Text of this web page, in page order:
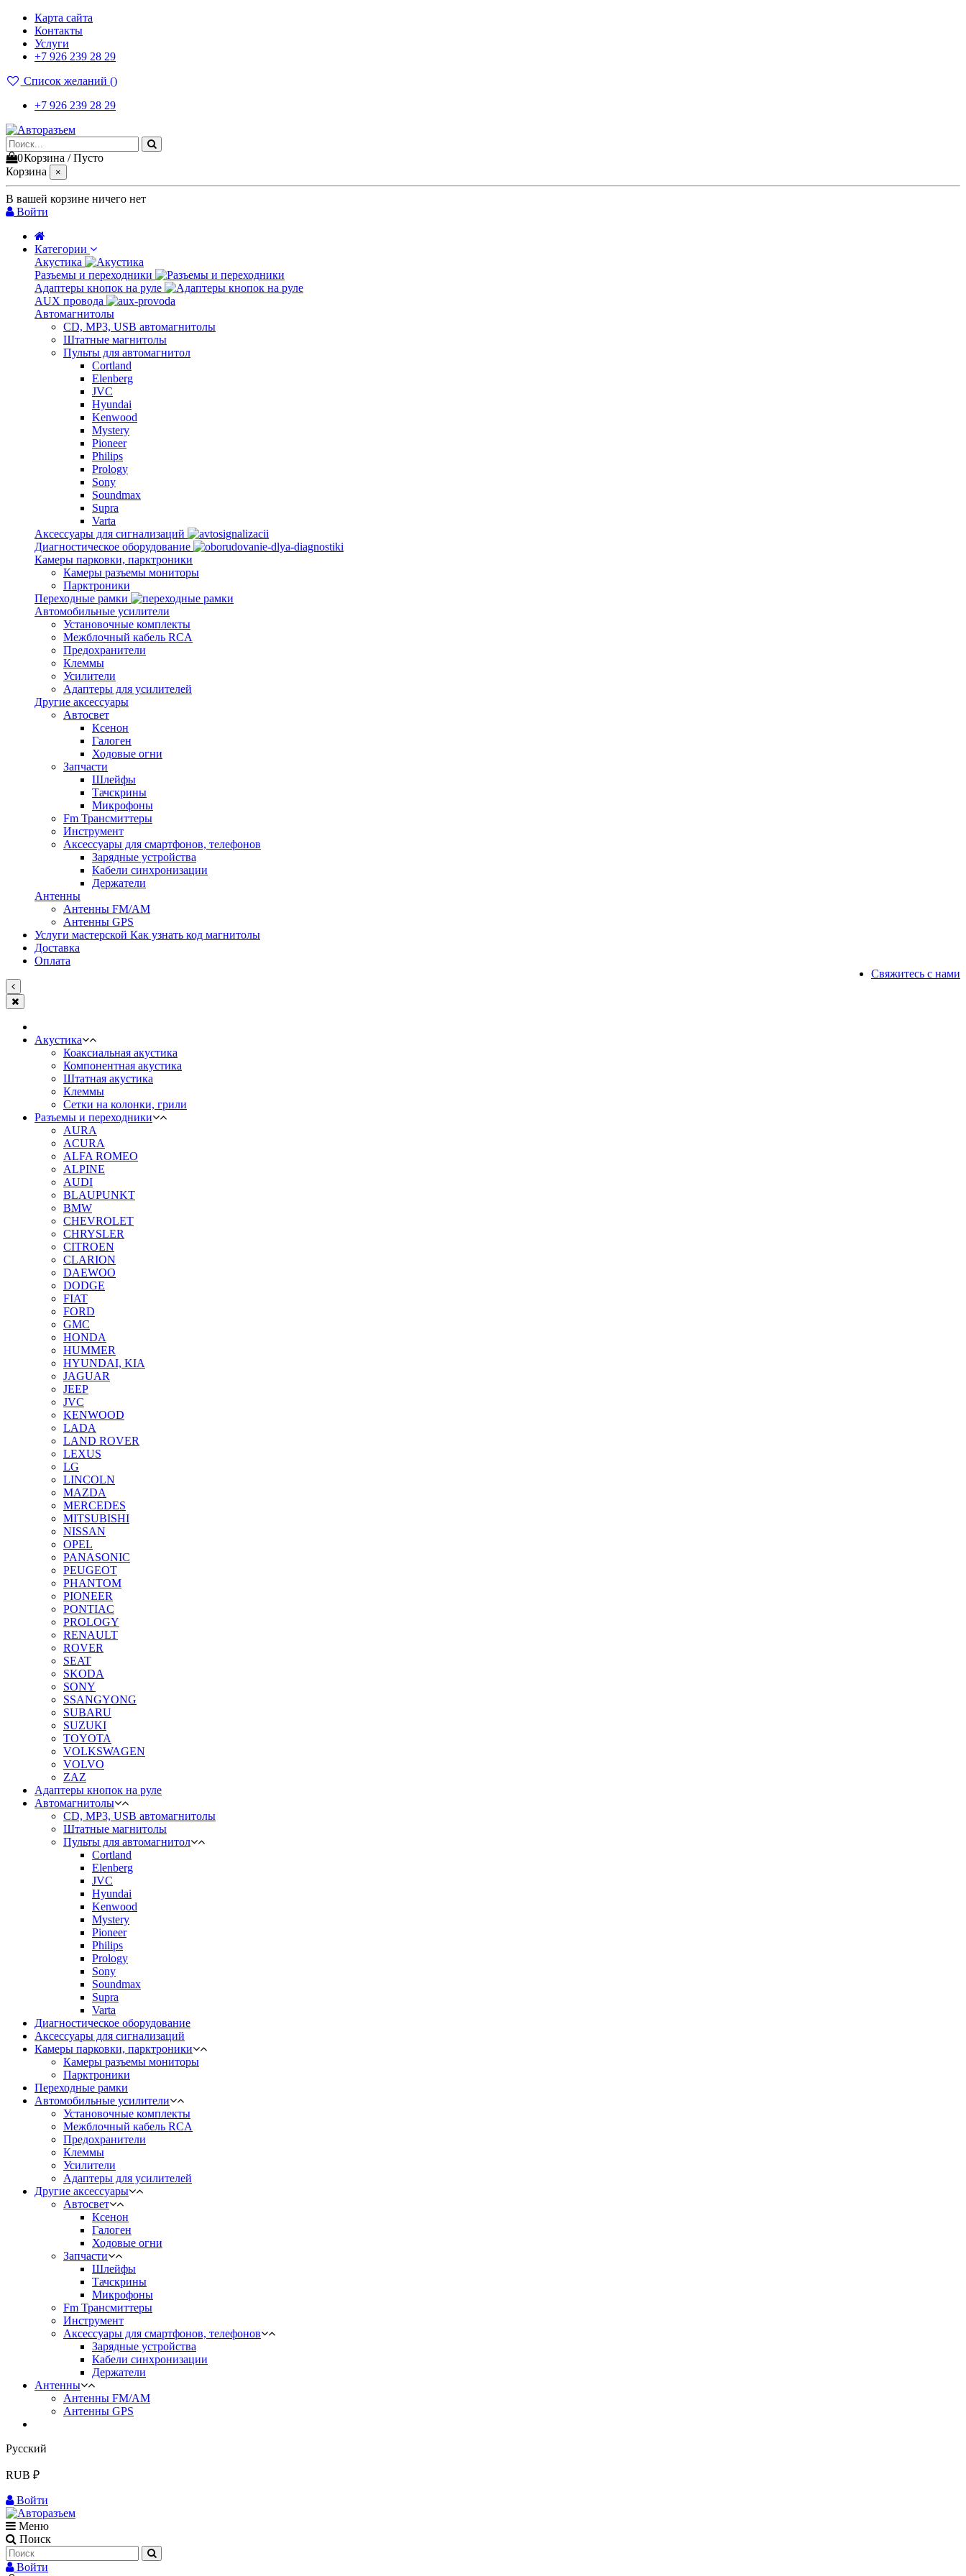
Карта сайта
Контакты
Услуги
+7 926 239 28 29
Список желаний ()
+7 926 239 28 29
0Корзина /Пусто
Корзина
×
В вашей корзине ничего нет
Войти
Категории
Акустика
Разъемы и переходники
Адаптеры кнопок на руле
AUX провода
Автомагнитолы
CD, MP3, USB автомагнитолы
Штатные магнитолы
Пульты для автомагнитол
Cortland
Elenberg
JVC
Hyundai
Kenwood
Mystery
Pioneer
Philips
Prology
Sony
Soundmax
Supra
Varta
Аксессуары для сигнализаций
Диагностическое оборудование
Камеры парковки, парктроники
Камеры разъемы мониторы
Парктроники
Переходные рамки
Автомобильные усилители
Установочные комплекты
Межблочный кабель RCA
Предохранители
Клеммы
Усилители
Адаптеры для усилителей
Другие аксессуары
Автосвет
Ксенон
Галоген
Ходовые огни
Запчасти
Шлейфы
Тачскрины
Микрофоны
Fm Трансмиттеры
Инструмент
Аксессуары для смартфонов, телефонов
Зарядные устройства
Кабели синхронизации
Держатели
Антенны
Антенны FM/AM
Антенны GPS
Услуги мастерской Как узнать код магнитолы
Доставка
Оплата
Свяжитесь с нами
Акустика
Коаксиальная акустика
Компонентная акустика
Штатная акустика
Клеммы
Сетки на колонки, грили
Разъемы и переходники
AURA
ACURA
ALFA ROMEO
ALPINE
AUDI
BLAUPUNKT
BMW
CHEVROLET
CHRYSLER
CITROEN
CLARION
DAEWOO
DODGE
FIAT
FORD
GMC
HONDA
HUMMER
HYUNDAI, KIA
JAGUAR
JEEP
JVC
KENWOOD
LADA
LAND ROVER
LEXUS
LG
LINCOLN
MAZDA
MERCEDES
MITSUBISHI
NISSAN
OPEL
PANASONIC
PEUGEOT
PHANTOM
PIONEER
PONTIAC
PROLOGY
RENAULT
ROVER
SEAT
SKODA
SONY
SSANGYONG
SUBARU
SUZUKI
TOYOTA
VOLKSWAGEN
VOLVO
ZAZ
Адаптеры кнопок на руле
Автомагнитолы
CD, MP3, USB автомагнитолы
Штатные магнитолы
Пульты для автомагнитол
Cortland
Elenberg
JVC
Hyundai
Kenwood
Mystery
Pioneer
Philips
Prology
Sony
Soundmax
Supra
Varta
Диагностическое оборудование
Аксессуары для сигнализаций
Камеры парковки, парктроники
Камеры разъемы мониторы
Парктроники
Переходные рамки
Автомобильные усилители
Установочные комплекты
Межблочный кабель RCA
Предохранители
Клеммы
Усилители
Адаптеры для усилителей
Другие аксессуары
Автосвет
Ксенон
Галоген
Ходовые огни
Запчасти
Шлейфы
Тачскрины
Микрофоны
Fm Трансмиттеры
Инструмент
Аксессуары для смартфонов, телефонов
Зарядные устройства
Кабели синхронизации
Держатели
Антенны
Антенны FM/AM
Антенны GPS
Русский
RUB ₽
Войти
Меню
Поиск
Войти